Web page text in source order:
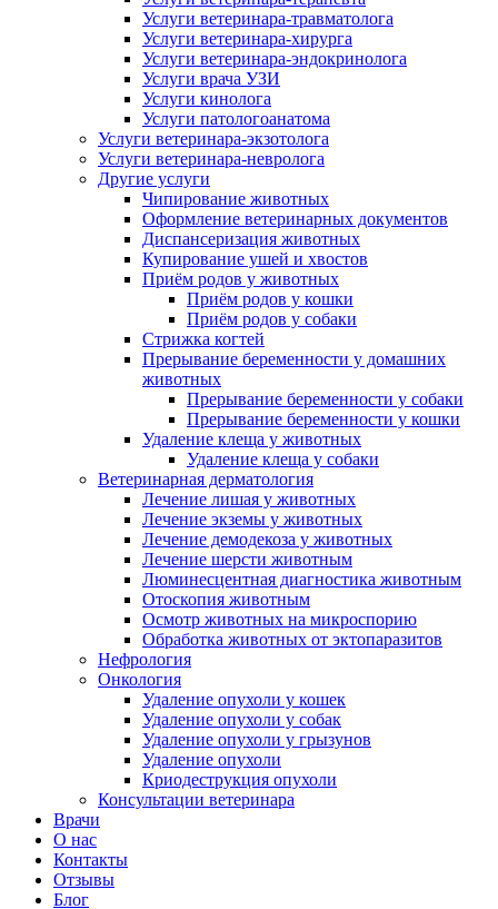
Услуги ветеринара-травматолога
Услуги ветеринара-хирурга
Услуги ветеринара-эндокринолога
Услуги врача УЗИ
Услуги кинолога
Услуги патологоанатома
Услуги ветеринара-экзотолога
Услуги ветеринара-невролога
Другие услуги
Чипирование животных
Оформление ветеринарных документов
Диспансеризация животных
Купирование ушей и хвостов
Приём родов у животных
Приём родов у кошки
Приём родов у собаки
Стрижка когтей
Прерывание беременности у домашних
животных
Прерывание беременности у собаки
Прерывание беременности у кошки
Удаление клеща у животных
Удаление клеща у собаки
Ветеринарная дерматология
Лечение лишая у животных
Лечение экземы у животных
Лечение демодекоза у животных
Лечение шерсти животным
Люминесцентная диагностика животным
Отоскопия животным
Осмотр животных на микроспорию
Обработка животных от эктопаразитов
Нефрология
Онкология
Удаление опухоли у кошек
Удаление опухоли у собак
Удаление опухоли у грызунов
Удаление опухоли
Криодеструкция опухоли
Консультации ветеринара
Врачи
О нас
Контакты
Отзывы
Блог